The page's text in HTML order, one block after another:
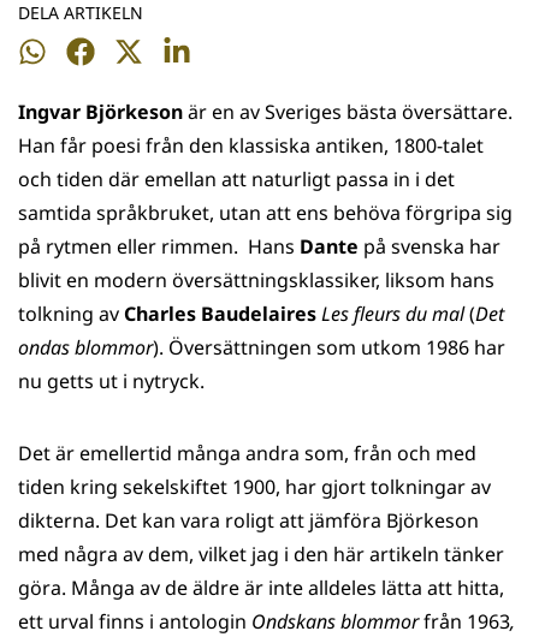
DELA ARTIKELN
Dela
WhatsApp
Dela
Facebook
Dela
Twitter
Dela
LinkedIn
Ingvar Björkesonär en av Sveriges bästa översättare.
Han får poesi från den klassiska antiken, 1800-talet
och tiden där emellan att naturligt passa in i det
samtida språkbruket, utan att ens behöva förgripa sig
på rytmen eller rimmen. Hans Dante på svenska har
blivit en modern översättningsklassiker, liksom hans
tolkning avCharles BaudelairesLes fleurs du mal(Det
ondas blommor). Översättningen som utkom 1986 har
nu getts ut i nytryck.
Det är emellertid många andra som, från och med
tiden kring sekelskiftet 1900, har gjort tolkningar av
dikterna. Det kan vara roligt att jämföra Björkeson
med några av dem, vilket jag i den här artikeln tänker
göra. Många av de äldre är inte alldeles lätta att hitta,
ett urval finns i antologin Ondskans blommorfrån 1963,